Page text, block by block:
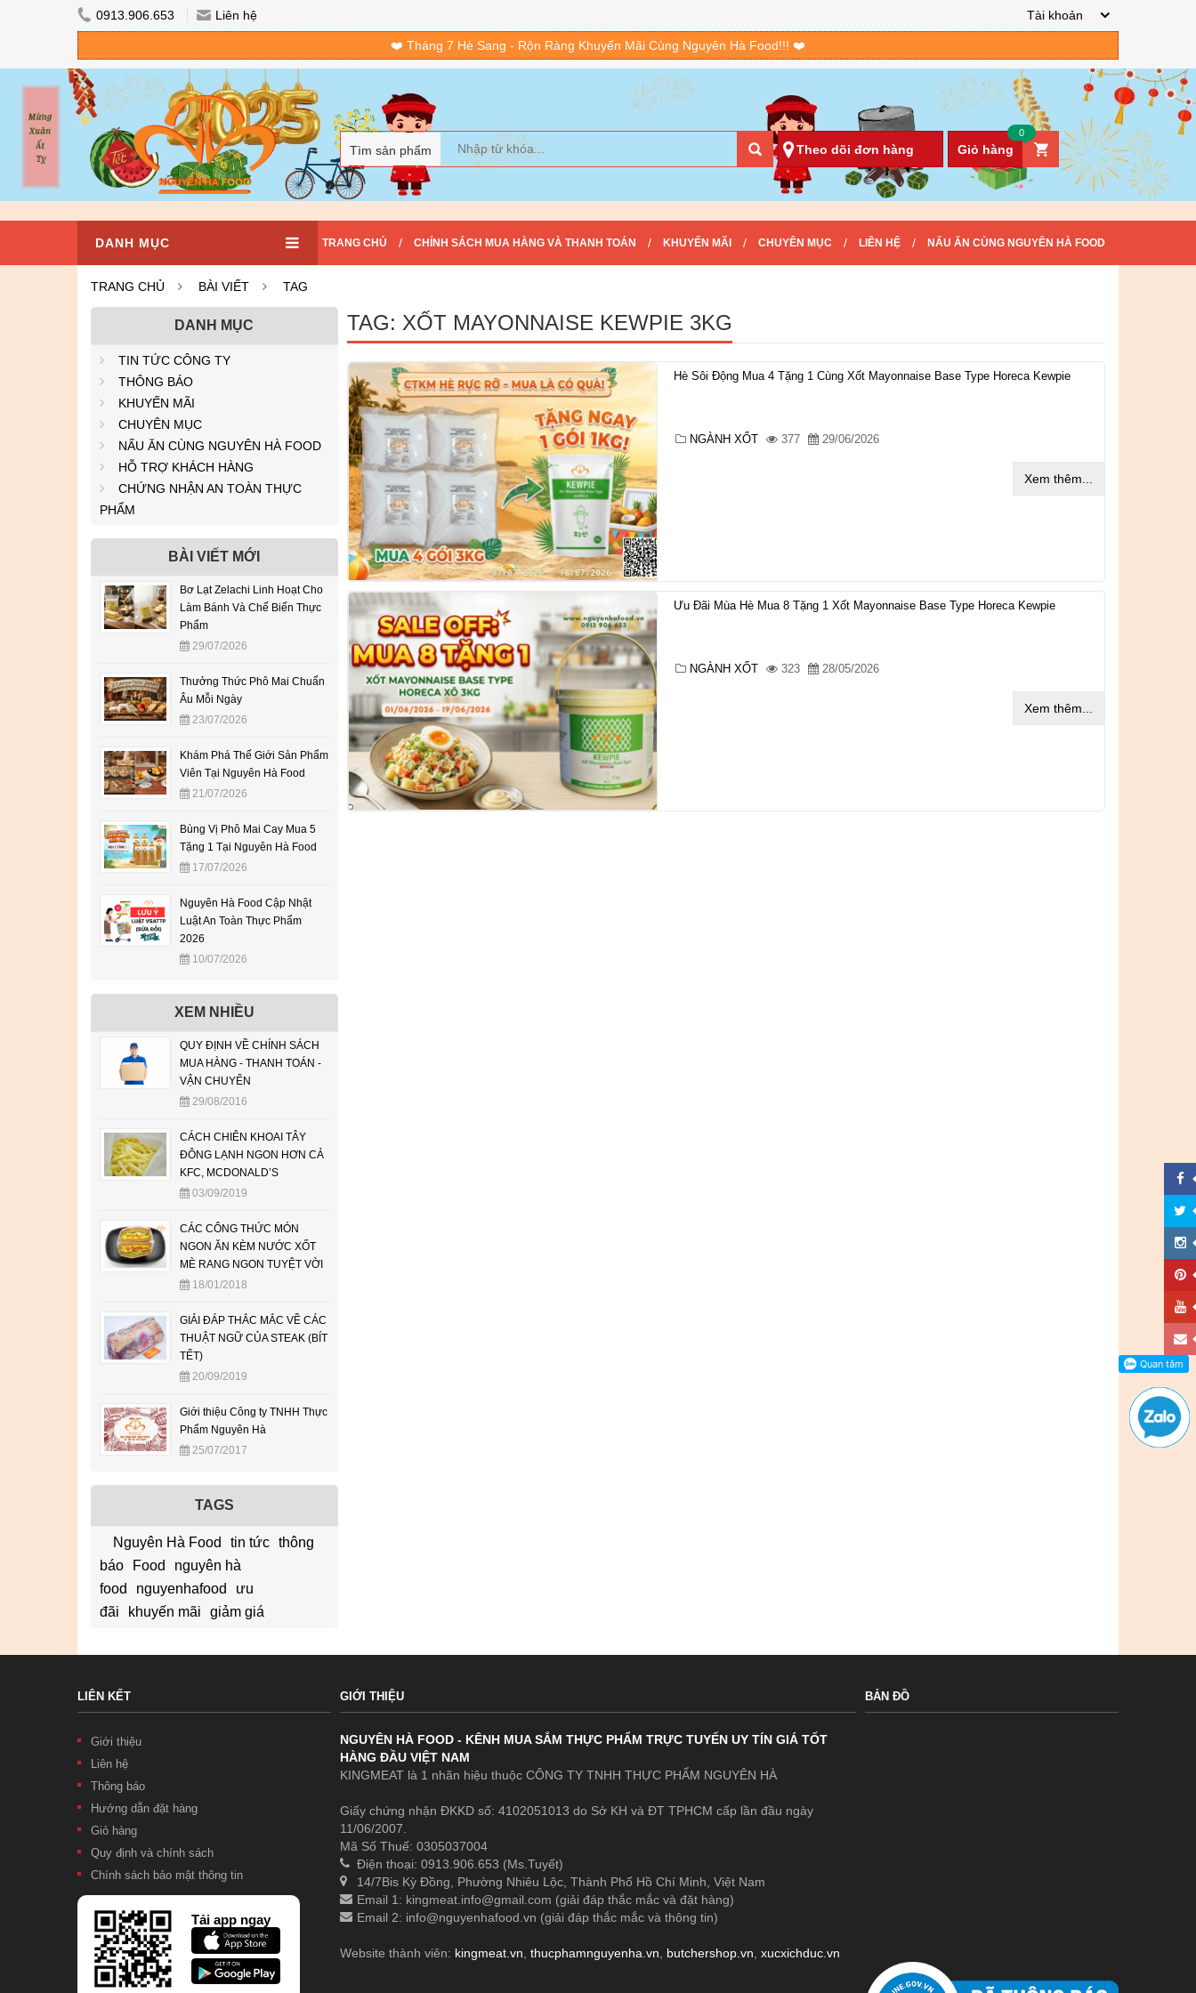
0913.906.653 Liên hệ Tài khoản
❤️ Tháng 7 Hè Sang - Rộn Ràng Khuyến Mãi Cùng Nguyên Hà Food!!! ❤️
Tìm sản phẩm Theo dõi đơn hàng Giỏ hàng
0
DANH MỤC TRANG CHỦ / CHÍNH SÁCH MUA HÀNG VÀ THANH TOÁN / KHUYẾN MÃI / CHUYÊN MỤC / LIÊN HỆ / NẤU ĂN CÙNG NGUYÊN HÀ FOOD
TRANG CHỦ BÀI VIẾT TAG
DANH MỤC
TIN TỨC CÔNG TY
THÔNG BÁO
KHUYẾN MÃI
CHUYÊN MỤC
NẤU ĂN CÙNG NGUYÊN HÀ FOOD
HỖ TRỢ KHÁCH HÀNG
CHỨNG NHẬN AN TOÀN THỰC
PHẨM
BÀI VIẾT MỚI
Bơ Lạt Zelachi Linh Hoạt Cho
Làm Bánh Và Chế Biến Thực
Phẩm
29/07/2026
Thưởng Thức Phô Mai Chuẩn
Âu Mỗi Ngày
23/07/2026
Khám Phá Thế Giới Sản Phẩm
Viên Tại Nguyên Hà Food
21/07/2026
Bùng Vị Phô Mai Cay Mua 5
Tặng 1 Tại Nguyên Hà Food
17/07/2026
Nguyên Hà Food Cập Nhật
Luật An Toàn Thực Phẩm
2026
10/07/2026
XEM NHIỀU
QUY ĐỊNH VỀ CHÍNH SÁCH
MUA HÀNG - THANH TOÁN -
VẬN CHUYỂN
29/08/2016
CÁCH CHIÊN KHOAI TÂY
ĐÔNG LẠNH NGON HƠN CẢ
KFC, MCDONALD’S
03/09/2019
CÁC CÔNG THỨC MÓN
NGON ĂN KÈM NƯỚC XỐT
MÈ RANG NGON TUYỆT VỜI
18/01/2018
GIẢI ĐÁP THẮC MẮC VỀ CÁC
THUẬT NGỮ CỦA STEAK (BÍT
TẾT)
20/09/2019
Giới thiệu Công ty TNHH Thực
Phẩm Nguyên Hà
25/07/2017
TAGS
Nguyên Hà Food tin tức thông
báo
Food
nguyên hà
food
nguyenhafood
ưu
đãi
khuyến mãi giảm giá
TAG: XỐT MAYONNAISE KEWPIE 3KG
Hè Sôi Động Mua 4 Tặng 1 Cùng Xốt Mayonnaise Base Type Horeca Kewpie
NGÀNH XỐT 377 29/06/2026
Xem thêm...
Ưu Đãi Mùa Hè Mua 8 Tặng 1 Xốt Mayonnaise Base Type Horeca Kewpie
NGÀNH XỐT 323 28/05/2026
Xem thêm...
LIÊN KẾT
Giới thiệu
Liên hệ
Thông báo
Hướng dẫn đặt hàng
Giỏ hàng
Quy định và chính sách
Chính sách bảo mật thông tin
Tải app ngay
GIỚI THIỆU
NGUYÊN HÀ FOOD - KÊNH MUA SẮM THỰC PHẨM TRỰC TUYẾN UY TÍN GIÁ TỐT
HÀNG ĐẦU VIỆT NAM
KINGMEAT là 1 nhãn hiệu thuộc CÔNG TY TNHH THỰC PHẨM NGUYÊN HÀ
Giấy chứng nhận ĐKKD số: 4102051013 do Sở KH và ĐT TPHCM cấp lần đầu ngày
11/06/2007.
Mã Số Thuế: 0305037004
Điện thoại: 0913.906.653 (Ms.Tuyết)
14/7Bis Kỳ Đồng, Phường Nhiêu Lộc, Thành Phố Hồ Chí Minh, Việt Nam
Email 1: kingmeat.info@gmail.com (giải đáp thắc mắc và đặt hàng)
Email 2: info@nguyenhafood.vn (giải đáp thắc mắc và thông tin)
Website thành viên: kingmeat.vn thucphamnguyenha.vn butchershop.vn xucxichduc.vn
BẢN ĐỒ